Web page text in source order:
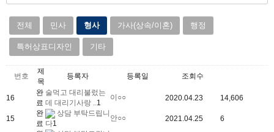
전체 민사 형사 가사(상속/이혼) 행정
특허상표디자인 기타
번호
제
목
등록자 등록일 조회수
16
완
료
술먹고 대리불렀는
데 대리기사랑 ..1
이○○ 2020.04.23 14,606
15
완
료
상담 부탁드립니
다1
안○○ 2021.04.25 6